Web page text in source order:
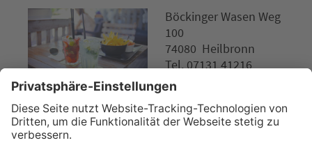
GASTRONOMIE BAR / LONGDRINKS / COCKTAILS
Böckinger Wasen Weg
100
74080 Heilbronn
Tel. 07131 41216
Website